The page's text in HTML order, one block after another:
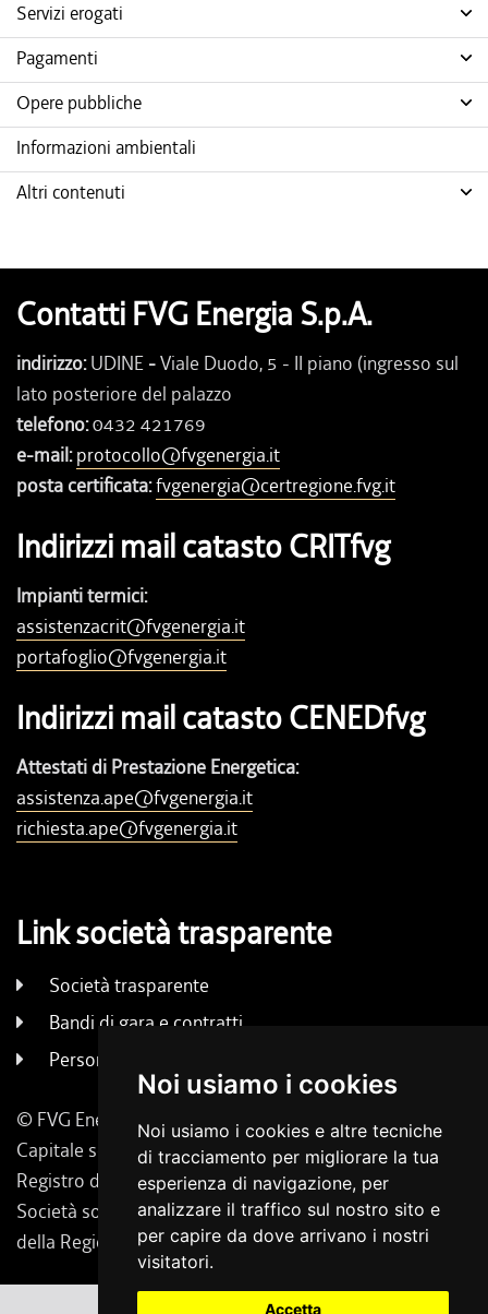
Noi usiamo i cookies
Noi usiamo i cookies e altre tecniche
di tracciamento per migliorare la tua
esperienza di navigazione, per
analizzare il traffico sul nostro sito e
per capire da dove arrivano i nostri
visitatori.
Accetta
Servizi erogati
Pagamenti
Opere pubbliche
Informazioni ambientali
Altri contenuti
Contatti FVG Energia S.p.A.
indirizzo:UDINE -Viale Duodo, 5 - II piano (ingresso sul
lato posteriore del palazzo
telefono:0432 421769
e-mail:protocollo@fvgenergia.it
posta certificata:fvgenergia@certregione.fvg.it
Indirizzi mail catasto CRITfvg
Impianti termici:
assistenzacrit@fvgenergia.it
portafoglio@fvgenergia.it
Indirizzi mail catasto CENEDfvg
Attestati di Prestazione Energetica:
assistenza.ape@fvgenergia.it
richiesta.ape@fvgenergia.it
Link società trasparente
Società trasparente
Bandi di gara e contratti
Persone e uffici
© FVG Energia S.p.A. - Tutti i diritti riservati
Capitale sociale 130.000 € i.v. | Codice Fiscale, Iscrizione
Registro delle Imprese di Udine 02431160304
Società soggetta a direzione e coordinamento da parte
della Regione Friuli Venezia Giulia.